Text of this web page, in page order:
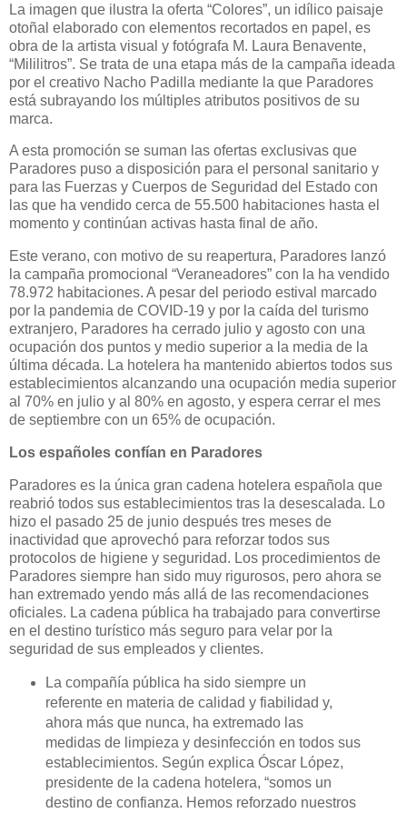
La imagen que ilustra la oferta “Colores”, un idílico paisaje
otoñal elaborado con elementos recortados en papel, es
obra de la artista visual y fotógrafa M. Laura Benavente,
“Mililitros”. Se trata de una etapa más de la campaña ideada
por el creativo Nacho Padilla mediante la que Paradores
está subrayando los múltiples atributos positivos de su
marca.
A esta promoción se suman las ofertas exclusivas que
Paradores puso a disposición para el personal sanitario y
para las Fuerzas y Cuerpos de Seguridad del Estado con
las que ha vendido cerca de 55.500 habitaciones hasta el
momento y continúan activas hasta final de año.
Este verano, con motivo de su reapertura, Paradores lanzó
la campaña promocional “Veraneadores” con la ha vendido
78.972 habitaciones. A pesar del periodo estival marcado
por la pandemia de COVID-19 y por la caída del turismo
extranjero, Paradores ha cerrado julio y agosto con una
ocupación dos puntos y medio superior a la media de la
última década. La hotelera ha mantenido abiertos todos sus
establecimientos alcanzando una ocupación media superior
al 70% en julio y al 80% en agosto, y espera cerrar el mes
de septiembre con un 65% de ocupación.
Los españoles confían en Paradores
Paradores es la única gran cadena hotelera española que
reabrió todos sus establecimientos tras la desescalada. Lo
hizo el pasado 25 de junio después tres meses de
inactividad que aprovechó para reforzar todos sus
protocolos de higiene y seguridad. Los procedimientos de
Paradores siempre han sido muy rigurosos, pero ahora se
han extremado yendo más allá de las recomendaciones
oficiales. La cadena pública ha trabajado para convertirse
en el destino turístico más seguro para velar por la
seguridad de sus empleados y clientes.
La compañía pública ha sido siempre un
referente en materia de calidad y fiabilidad y,
ahora más que nunca, ha extremado las
medidas de limpieza y desinfección en todos sus
establecimientos. Según explica Óscar López,
presidente de la cadena hotelera, “somos un
destino de confianza. Hemos reforzado nuestros